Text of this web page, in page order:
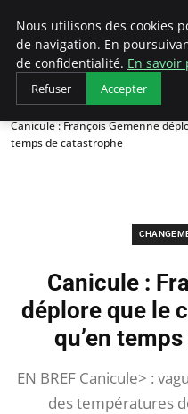
Accueil
Changement climatique
Canicule : François Gemenne
temps de catastrophe
Canicule :
déplore que le
qu’en
EN BREF Canicule> :
des températures
Nous utilisons des cookies
de navigation. En
de confidentialité. En savoir
Refuser Accepter